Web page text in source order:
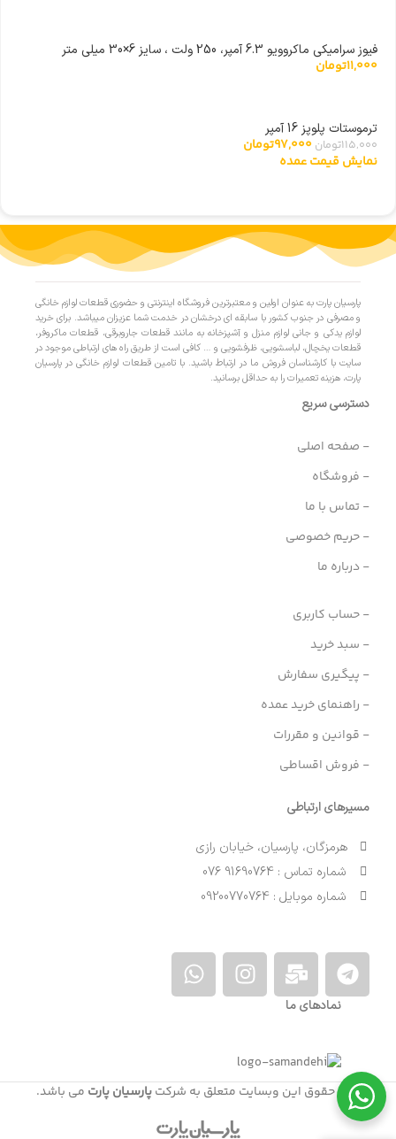
فیوز سرامیکی ماکروویو 6.3 آمپر، 250 ولت ، سایز 6×30 میلی متر
11,000تومان
ترموستات پلوپز 16 آمپر
115,000تومان 97,000تومان
نمایش قیمت عمده
پارسیان پارت به عنوان اولین و معتبرترین فروشگاه اینترنتی و حضوری قطعات لوازم خانگی
و مصرفی در جنوب کشور با سابقه ای درخشان در خدمت شما عزیزان میباشد. برای خرید
لوازم یدکی و جانی لوازم منزل و آشپزخانه به مانند قطعات جاروبرقی، قطعات ماکروفر،
قطعات یخچال، لباسشویی، ظرفشویی و … کافی است از طریق راه های ارتباطی موجود در
سایت با کارشناسان فروش ما در ارتباط باشید. با تامین قطعات لوازم خانگی در پارسیان
پارت، هزینه تعمیرات را به حداقل برسانید.
دسترسی سریع
- صفحه اصلی
- فروشگاه
- تماس با ما
- حریم خصوصی
- درباره ما
- حساب کاربری
- سبد خرید
- پیگیری سفارش
- راهنمای خرید عمده
- قوانین و مقررات
- فروش اقساطی
مسیرهای ارتباطی
هرمزگان، پارسیان، خیابان رازی
شماره تماس : 91690764 076
شماره موبایل : 09200770764
نمادهای ما
کلیه حقوق این وبسایت متعلق به شرکتپارسیان پارت می باشد.